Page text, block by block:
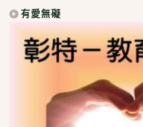
有愛無礙